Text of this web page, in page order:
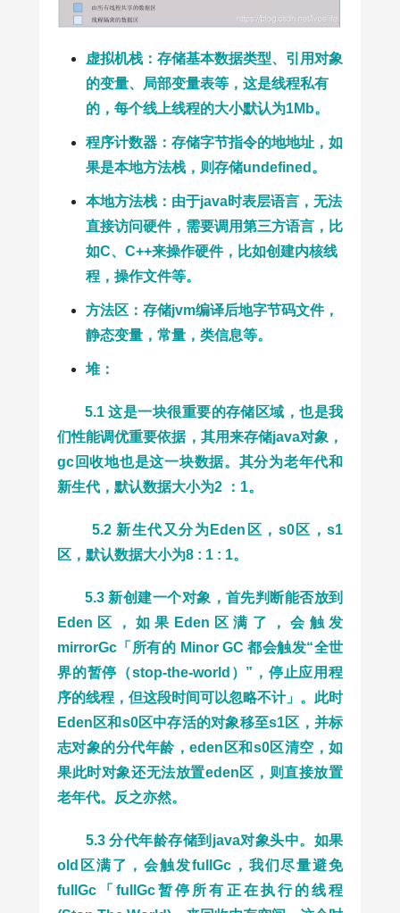
虚拟机栈：存储基本数据类型、引用对象
的变量、局部变量表等，这是线程私有
的，每个线上线程的大小默认为1Mb。
程序计数器：存储字节指令的地地址，如
果是本地方法栈，则存储undefined。
本地方法栈：由于java时表层语言，无法
直接访问硬件，需要调用第三方语言，比
如C、C++来操作硬件，比如创建内核线
程，操作文件等。
方法区：存储jvm编译后地字节码文件，
静态变量，常量，类信息等。
堆：
5.1 这是一块很重要的存储区域，也是我
们性能调优重要依据，其用来存储java对象，
gc回收地也是这一块数据。其分为老年代和
新生代，默认数据大小为2 ：1。
5.2 新生代又分为Eden区，s0区，s1
区，默认数据大小为8 : 1 : 1。
5.3 新创建一个对象，首先判断能否放到
Eden区，如果Eden区满了，会触发
mirrorGc「所有的 Minor GC 都会触发“全世
界的暂停（stop-the-world）”，停止应用程
序的线程，但这段时间可以忽略不计」。此时
Eden区和s0区中存活的对象移至s1区，并标
志对象的分代年龄，eden区和s0区清空，如
果此时对象还无法放置eden区，则直接放置
老年代。反之亦然。
5.3 分代年龄存储到java对象头中。如果
old区满了，会触发fullGc，我们尽量避免
fullGc「fullGc暂停所有正在执行的线程